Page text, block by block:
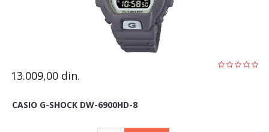
13.009,00 din.
CASIO G-SHOCK DW-6900HD-8